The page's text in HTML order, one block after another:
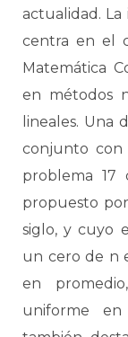
actualidad.
centra en el
Matemática
en métodos
lineales. Una
conjunto con
problema 17
propuesto
siglo, y cuyo
un cero de n
en
uniforme